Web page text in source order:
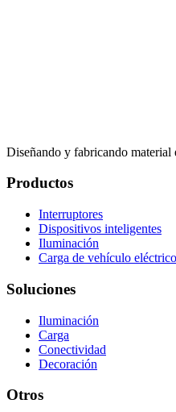
Diseñando y fabricando material
Productos
Interruptores
Dispositivos inteligentes
Iluminación
Carga de vehículo eléctrico
Soluciones
Iluminación
Carga
Conectividad
Decoración
Otros